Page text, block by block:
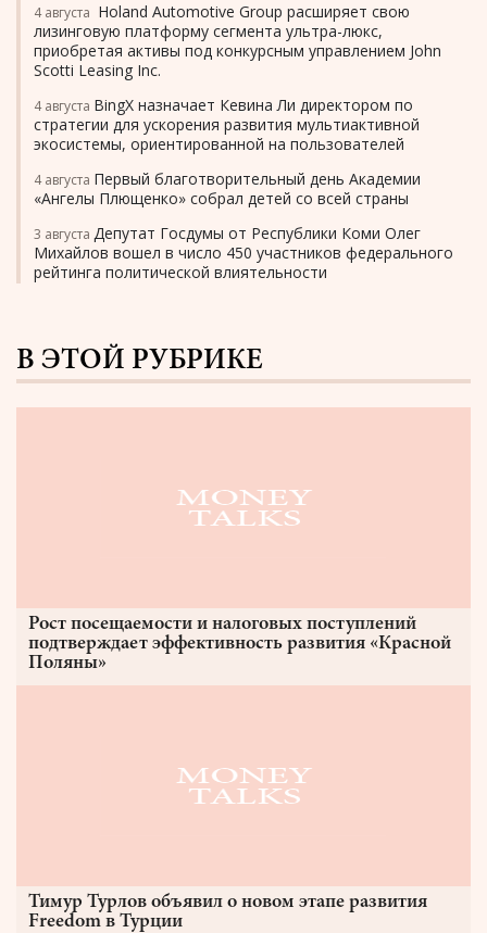
4 августа Holand Automotive Group расширяет свою
лизинговую платформу сегмента ультра-люкс,
приобретая активы под конкурсным управлением John
Scotti Leasing Inc.
4 августа BingX назначает Кевина Ли директором по
стратегии для ускорения развития мультиактивной
экосистемы, ориентированной на пользователей
4 августа Первый благотворительный день Академии
«Ангелы Плющенко» собрал детей со всей страны
3 августа Депутат Госдумы от Республики Коми Олег
Михайлов вошел в число 450 участников федерального
рейтинга политической влиятельности
В ЭТОЙ РУБРИКЕ
Рост посещаемости и налоговых поступлений
подтверждает эффективность развития «Красной
Поляны»
Тимур Турлов объявил о новом этапе развития
Freedom в Турции